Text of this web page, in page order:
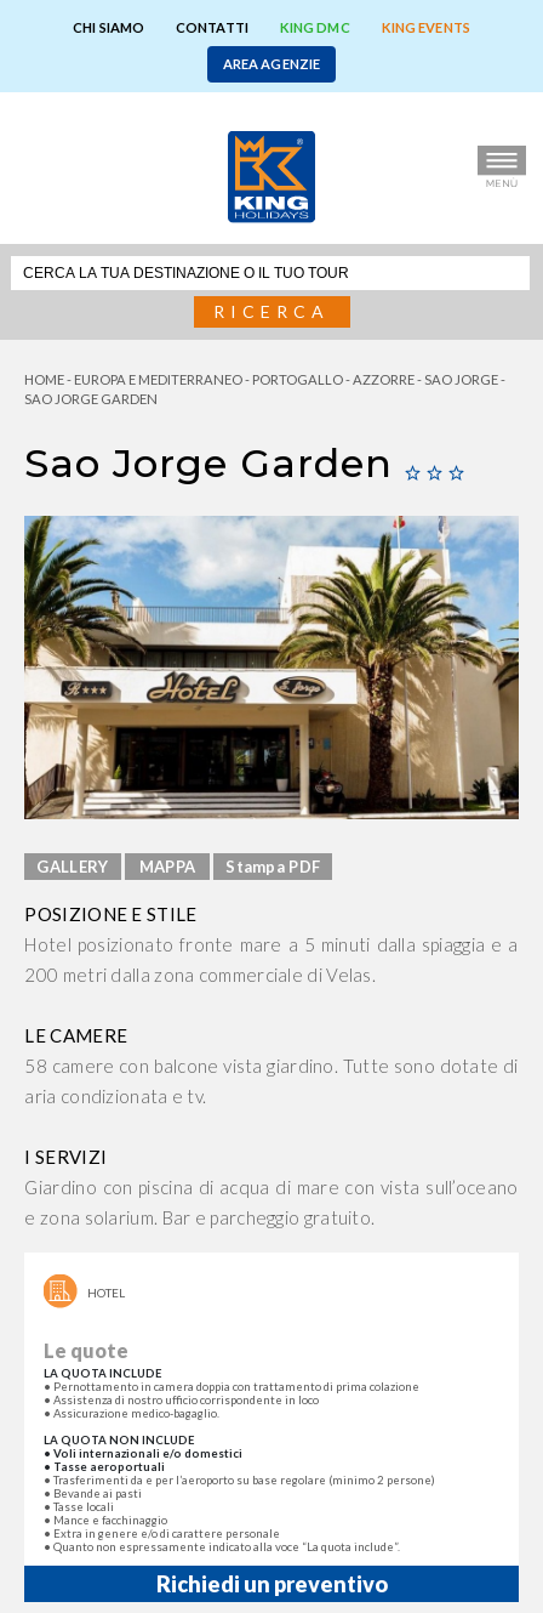
CHI SIAMO CONTATTI KING DMC KING EVENTS
AREA AGENZIE
RICERCA
HOME- EUROPA E MEDITERRANEO- PORTOGALLO-AZZORRE- SAO JORGE-
SAO JORGE GARDEN
Sao Jorge Garden
GALLERY MAPPA Stampa PDF
POSIZIONE E STILE
Hotel posizionato fronte mare a 5 minuti dalla spiaggia e a
200 metri dalla zona commerciale di Velas.
LE CAMERE
58 camere con balcone vista giardino. Tutte sono dotate di
aria condizionata e tv.
I SERVIZI
Giardino con piscina di acqua di mare con vista sull’oceano
e zona solarium. Bar e parcheggio gratuito.
Richiedi un preventivo
HOTEL
Le quote
LA QUOTA INCLUDE
• Pernottamento in camera doppia con trattamento di prima colazione
• Assistenza di nostro ufficio corrispondente in loco
• Assicurazione medico-bagaglio.
LA QUOTA NON INCLUDE
• Voli internazionali e/o domestici
• Tasse aeroportuali
• Trasferimenti da e per l’aeroporto su base regolare (minimo 2 persone)
• Bevande ai pasti
• Tasse locali
• Mance e facchinaggio
• Extra in genere e/o di carattere personale
• Quanto non espressamente indicato alla voce “La quota include”.